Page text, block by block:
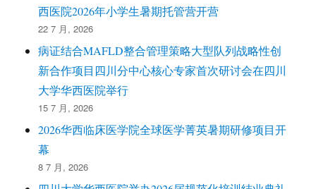
西医院2026年小学生暑期托管营开营
22 7 月, 2026
病证结合MAFLD整合管理策略大型队列战略性创
新合作项目四川分中心核心专家首次研讨会在四川
大学华西医院举行
15 7 月, 2026
2026华西临床医学院全球医学菁英暑期研修项目开
幕
8 7 月, 2026